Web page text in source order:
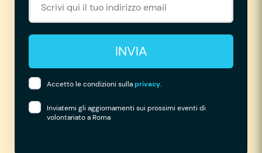
INVIA
Accetto le condizioni sullaprivacy.
Inviatemi gli aggiornamenti sui prossimi eventi di
volontariato a Roma